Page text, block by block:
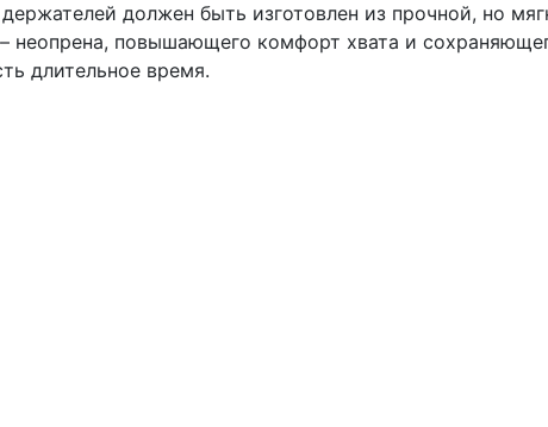
должен быть изготовлен из прочной, но
неопрена, повышающего комфорт хвата и
длительное время.